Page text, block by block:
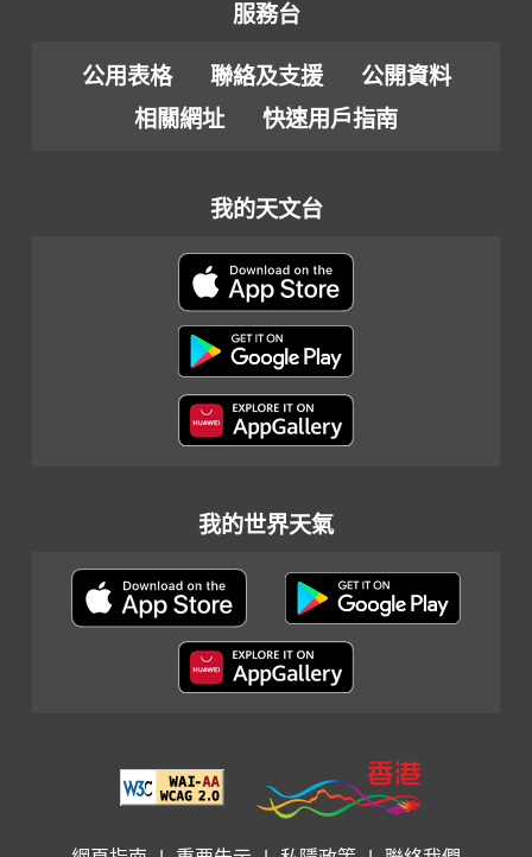
服務台
公用表格 聯絡及支援
公開資料
相關網址
快速用戶指南
我的天文台
我的世界天氣